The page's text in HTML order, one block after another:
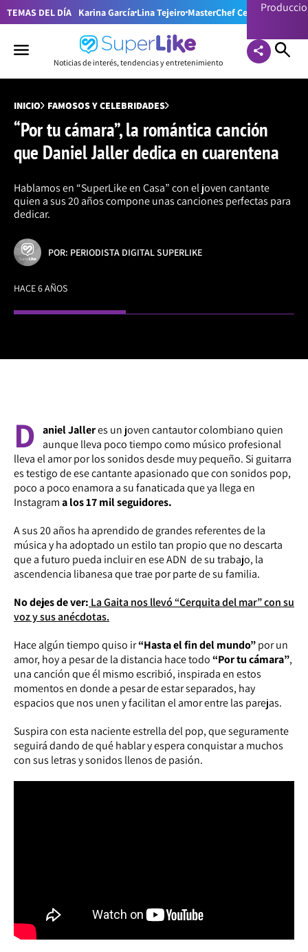
TEMAS DEL DÍA Karina García Lina Tejeiro MasterChef Celebrity
Noticias de interés, tendencias y entretenimiento
INICIO FAMOSOS Y CELEBRIDADES
“Por tu cámara”, la romántica canción
que Daniel Jaller dedica en cuarentena
Hablamos en “SuperLike en Casa” con el joven cantante
quien a sus 20 años compone unas canciones perfectas para
dedicar.
POR: PERIODISTA DIGITAL SUPERLIKE
HACE 6 AÑOS
D aniel Jalleres un joven cantautor colombiano quien
aunque lleva poco tiempo como músico profesional
lleva el amor por los sonidos desde muy pequeño. Si guitarra
es testigo de ese cantante apasionado que con sonidos pop,
poco a poco enamora a su fanaticada que ya llega en
Instagrama los 17 mil seguidores.
A sus 20 años ha aprendido de grandes referentes de la
música y ha adoptado un estilo tan propio que no descarta
que a futuro pueda incluir en ese ADN de su trabajo, la
ascendencia libanesa que trae por parte de su familia.
No dejes de ver: La Gaita nos llevó “Cerquita del mar” con su
voz y sus anécdotas.
Hace algún tiempo quiso ir“Hasta el fin del mundo”por un
amor, hoy a pesar de la distancia hace todo“Por tu cámara”,
una canción que él mismo escribió, inspirada en estos
momentos en donde a pesar de estar separados, hay
espacios que nos unen y facilitan el amor entre las parejas.
Suspira con esta naciente estrella del pop, que seguramente
seguirá dando de qué hablar y espera conquistar a muchos
con sus letras y sonidos llenos de pasión.